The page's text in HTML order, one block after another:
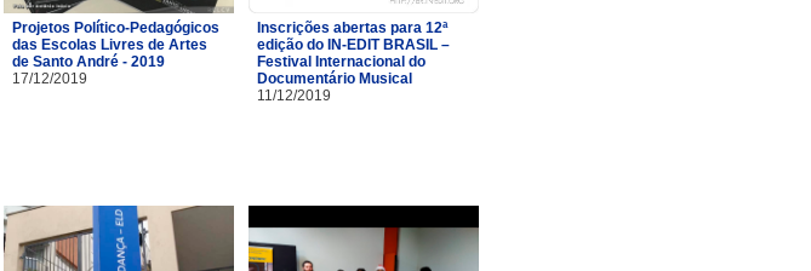
Projetos Político-Pedagógicos
das Escolas Livres de Artes
de Santo André - 2019
17/12/2019
Inscrições abertas para 12ª
edição do IN-EDIT BRASIL –
Festival Internacional do
Documentário Musical
11/12/2019